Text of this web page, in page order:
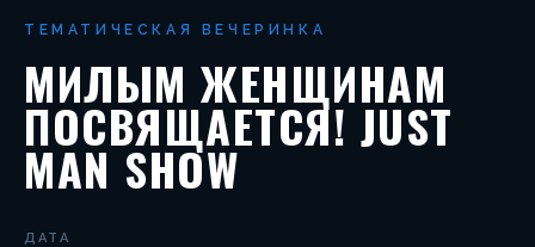
ТЕМАТИЧЕСКАЯ ВЕЧЕРИНКА
МИЛЫМ ЖЕНЩИНАМ
ПОСВЯЩАЕТСЯ! JUST
MAN SHOW
ДАТА